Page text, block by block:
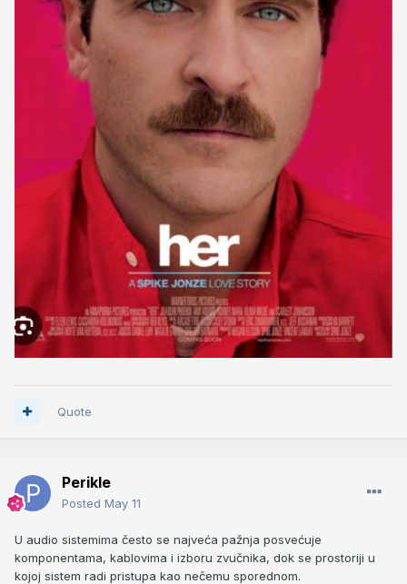
Quote
Perikle
Posted May 11
U audio sistemima često se najveća pažnja posvećuje
komponentama, kablovima i izboru zvučnika, dok se prostoriji u
kojoj sistem radi pristupa kao nečemu sporednom.